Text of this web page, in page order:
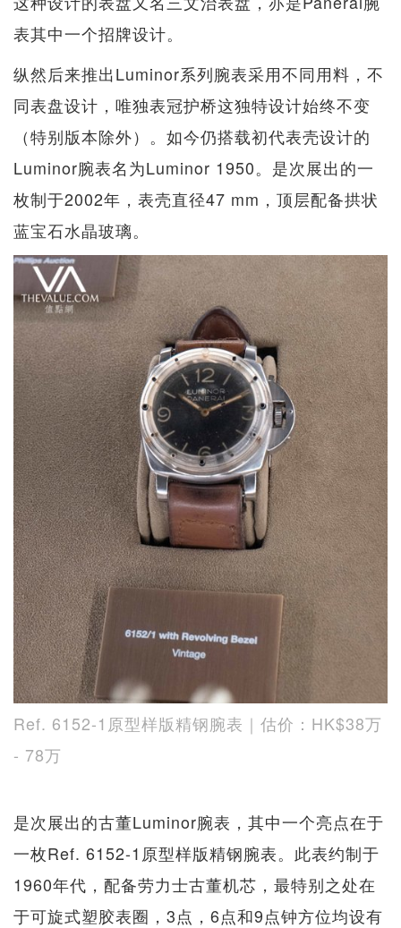
表其中一个招牌设计。
纵然后来推出Luminor系列腕表采用不同用料，不
同表盘设计，唯独表冠护桥这独特设计始终不变
（特别版本除外）。如今仍搭载初代表壳设计的
Luminor腕表名为Luminor 1950。是次展出的一
枚制于2002年，表壳直径47 mm，顶层配备拱状
蓝宝石水晶玻璃。
Ref. 6152-1原型样版精钢腕表｜估价：HK$38万
- 78万
是次展出的古董Luminor腕表，其中一个亮点在于
一枚Ref. 6152-1原型样版精钢腕表。此表约制于
1960年代，配备劳力士古董机芯，最特别之处在
于可旋式塑胶表圈，3点，6点和9点钟方位均设有